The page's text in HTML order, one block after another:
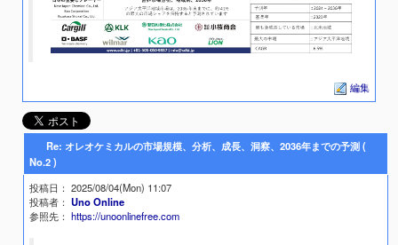
編集
Re: オレオケミカルの市場規模、分析、成長、洞察、2036年までの予測 (
No.2 )
投稿日 ： 2025/08/04(Mon) 11:07
投稿者： Uno Online
参照先： https://unoonlinefree.com